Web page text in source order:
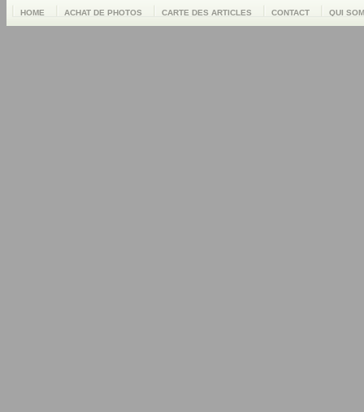
HOME ACHAT DE PHOTOS CARTE DES ARTICLES CONTACT QUI